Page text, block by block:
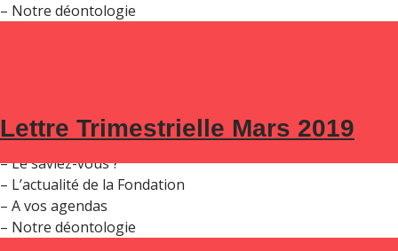
– Notre déontologie
Lettre Trimestrielle Mars 2019
Dans ce numéro:
– Edito de Florent Sanson
– Le saviez-vous ?
– L’actualité de la Fondation
– A vos agendas
– Notre déontologie